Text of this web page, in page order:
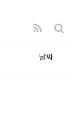
날짜